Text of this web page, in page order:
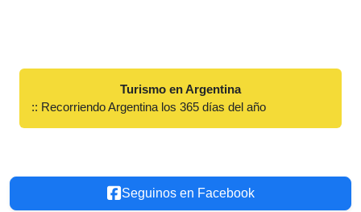
Turismo en Argentina
:: Recorriendo Argentina los 365 días del año
Seguinos en Facebook